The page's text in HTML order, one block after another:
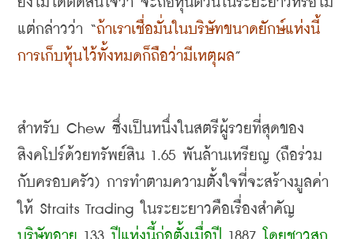
แต่กล่าวว่า “ถ้าเราเชื่อมั่นในบริษัทขนาดยักษ์แห่งนี้
การเก็บหุ้นไว้ทั้งหมดก็ถือว่ามีเหตุผล”
สำหรับ Chew ซึ่งเป็นหนึ่งในสตรีผู้รวยที่สุดของ
สิงคโปร์ด้วยทรัพย์สิน 1.65 พันล้านเหรียญ (ถือร่วม
กับครอบครัว) การทำตามความตั้งใจที่จะสร้างมูลค่า
ให้ Straits Trading